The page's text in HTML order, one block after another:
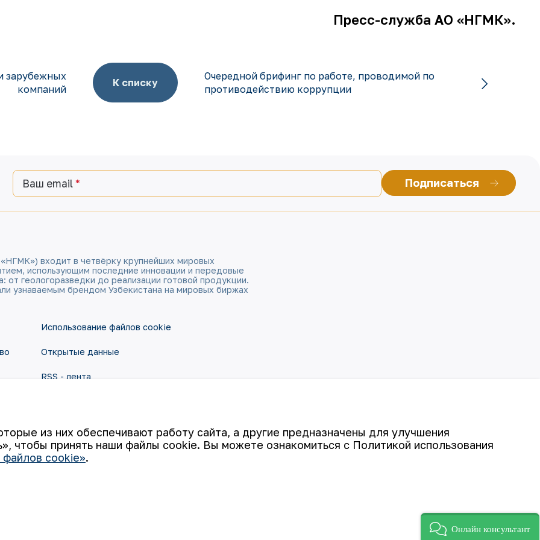
Пресс-служба АО «НГМК».
зарубежных
компаний
К списку
Очередной брифинг по работе, проводимой по
противодействию коррупции
Ваш email Подписаться
входит в четвёрку крупнейших мировых
использующим последние инновации и передовые
от геологоразведки до реализации готовой продукции.
узнаваемым брендом Узбекистана на мировых биржах
Использование файлов cookie
Открытые данные
RSS - лента
из них обеспечивают работу сайта, а другие предназначены для улучшения
чтобы принять наши файлы cookie. Вы можете ознакомиться с Политикой использования
файлов cookie».
Онлайн консультант